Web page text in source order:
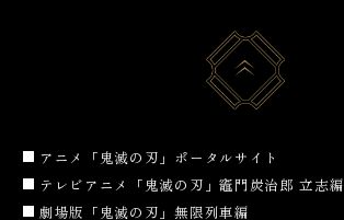
アニメ「鬼滅の刃」ポータルサイト
テレビアニメ「鬼滅の刃」竈門炭治郎 立志編
劇場版「鬼滅の刃」無限列車編